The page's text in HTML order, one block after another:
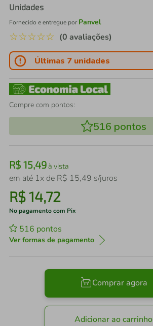
Unidades
Fornecido e entregue por Panvel
☆☆☆☆☆ (0 avaliações)
Últimas 7 unidades
Compre com pontos:
516 pontos
R$ 15,49à vista
em até 1x de R$ 15,49 s/juros
R$14,72
No pagamento com Pix
516 pontos
Ver formas de pagamento
Comprar agora
Adicionar ao carrinho